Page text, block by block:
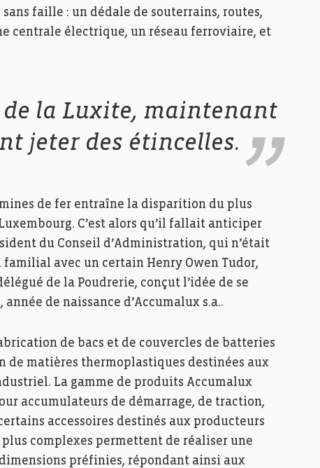
faille : un dédale de souterrains, routes,
centrale électrique, un réseau ferroviaire, et
la Luxite, maintenant
jeter des étincelles.
de fer entraîne la disparition du plus
C’est alors qu’il fallait anticiper
du Conseil d’Administration, qui n’était
familial avec un certain Henry Owen Tudor,
de la Poudrerie, conçut l’idée de se
de naissance d’Accumalux s.a..
de bacs et de couvercles de batteries
de matières thermoplastiques destinées aux
La gamme de produits Accumalux
accumulateurs de démarrage, de traction,
accessoires destinés aux producteurs
complexes permettent de réaliser une
préfinies, répondant ainsi aux